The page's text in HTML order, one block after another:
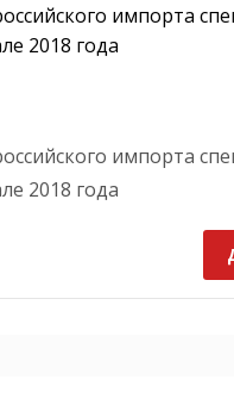
импорта
2018 года
импорта
2018 года